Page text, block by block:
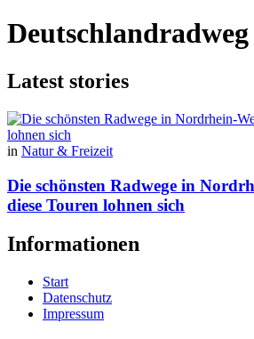
Deutschlandradweg
Latest stories
in Natur & Freizeit
Die schönsten Radwege in
diese Touren lohnen sich
Informationen
Start
Datenschutz
Impressum